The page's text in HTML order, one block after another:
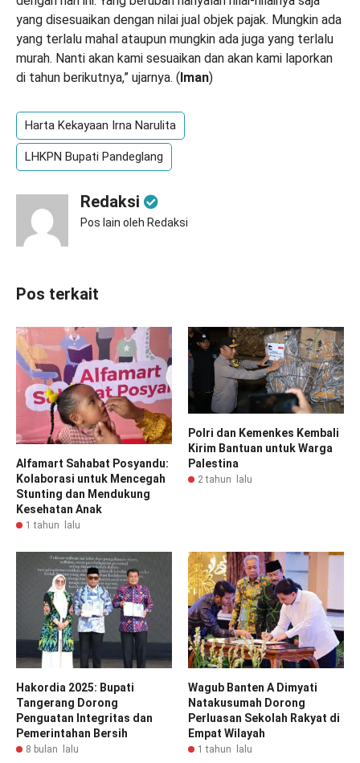
yang disesuaikan dengan nilai jual objek pajak. Mungkin ada
yang terlalu mahal ataupun mungkin ada juga yang terlalu
murah. Nanti akan kami sesuaikan dan akan kami laporkan
di tahun berikutnya,” ujarnya. ( Iman)
Harta Kekayaan Irna Narulita
LHKPN Bupati Pandeglang
Redaksi
Pos lain oleh Redaksi
Pos terkait
Alfamart Sahabat Posyandu:
Kolaborasi untuk Mencegah
Stunting dan Mendukung
Kesehatan Anak
1 tahun lalu
Polri dan Kemenkes Kembali
Kirim Bantuan untuk Warga
Palestina
2 tahun lalu
Hakordia 2025: Bupati
Tangerang Dorong
Penguatan Integritas dan
Pemerintahan Bersih
8 bulan lalu
Wagub Banten A Dimyati
Natakusumah Dorong
Perluasan Sekolah Rakyat di
Empat Wilayah
1 tahun lalu